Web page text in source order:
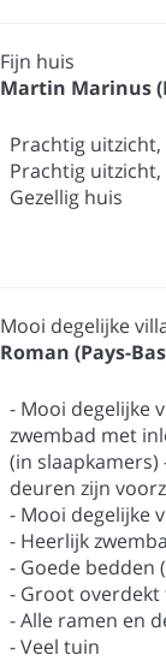
Fijn huis
Martin Marinus
Prachtig
Prachtig
Gezellig huis
Mooi degelijke
Roman (Pays-
- Mooi degelijke
zwembad met
(in
deuren zijn
- Mooi degelijke
- Heerlijk
- Goede bedden
- Groot overdekt
- Alle ramen en
- Veel tuin